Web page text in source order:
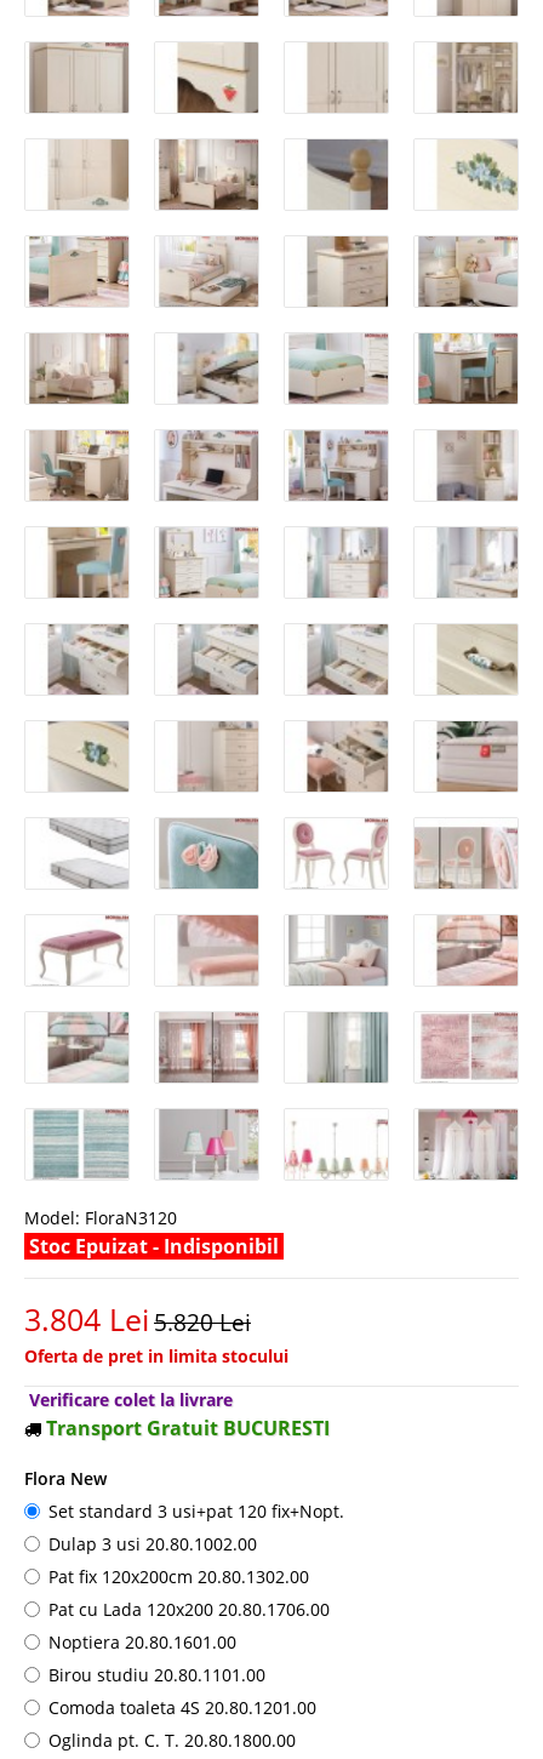
Model: FloraN3120
Stoc Epuizat - Indisponibil
3.804 Lei5.820 Lei
Oferta de pret in limita stocului
Verificare colet la livrare
Transport Gratuit BUCURESTI
Flora New
Set standard 3 usi+pat 120 fix+Nopt.
Dulap 3 usi 20.80.1002.00
Pat fix 120x200cm 20.80.1302.00
Pat cu Lada 120x200 20.80.1706.00
Noptiera 20.80.1601.00
Birou studiu 20.80.1101.00
Comoda toaleta 4S 20.80.1201.00
Oglinda pt. C. T. 20.80.1800.00